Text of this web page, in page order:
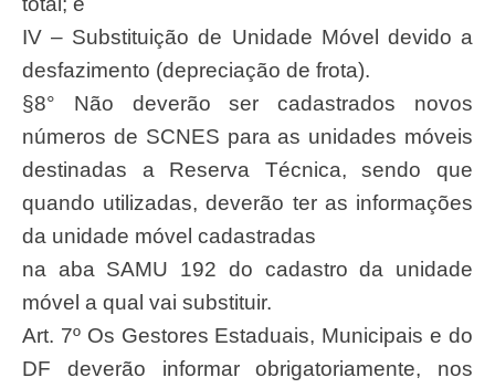
IV – Substituição de Unidade Móvel devido a
desfazimento (depreciação de frota).
§8° Não deverão ser cadastrados novos
números de SCNES para as unidades móveis
destinadas a Reserva Técnica, sendo que
quando utilizadas, deverão ter as informações
da unidade móvel cadastradas
na aba SAMU 192 do cadastro da unidade
móvel a qual vai substituir.
Art. 7º Os Gestores Estaduais, Municipais e do
DF deverão informar obrigatoriamente, nos